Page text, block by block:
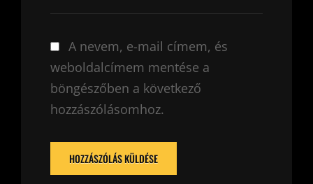
A nevem, e-mail címem, és
weboldalcímem mentése a
böngészőben a következő
hozzászólásomhoz.